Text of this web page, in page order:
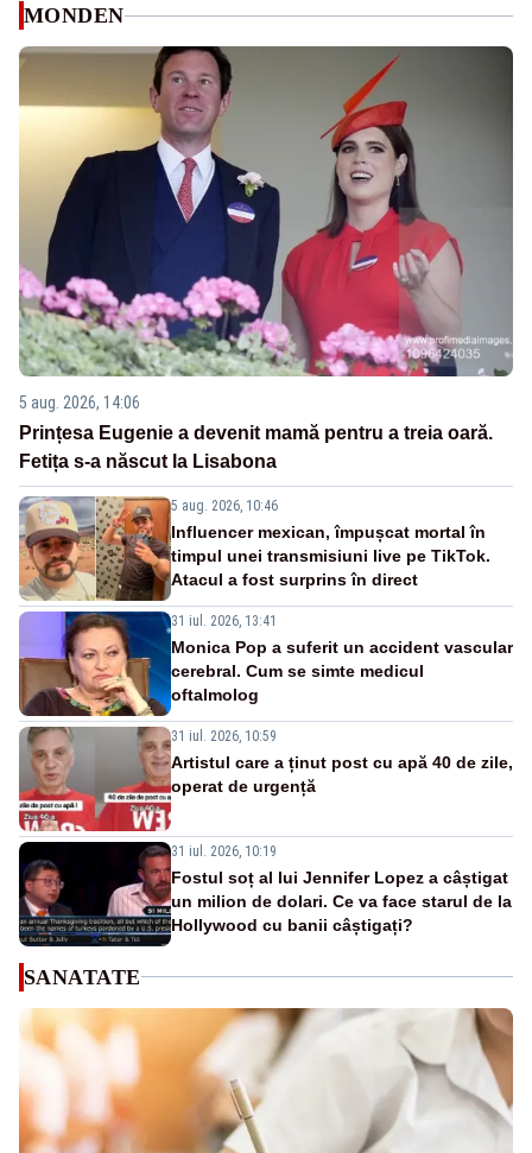
MONDEN
5 aug. 2026, 14:06
Prințesa Eugenie a devenit mamă pentru a treia oară.
Fetița s-a născut la Lisabona
5 aug. 2026, 10:46
Influencer mexican, împușcat mortal în
timpul unei transmisiuni live pe TikTok.
Atacul a fost surprins în direct
31 iul. 2026, 13:41
Monica Pop a suferit un accident vascular
cerebral. Cum se simte medicul
oftalmolog
31 iul. 2026, 10:59
Artistul care a ținut post cu apă 40 de zile,
operat de urgență
31 iul. 2026, 10:19
Fostul soț al lui Jennifer Lopez a câștigat
un milion de dolari. Ce va face starul de la
Hollywood cu banii câștigați?
SANATATE